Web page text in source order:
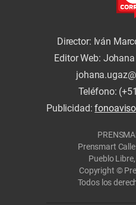
Director: Iván
Editor Web:
Teléfono:
Publicidad:
Prensmart
Pueblo
Copyright ©
Todos los